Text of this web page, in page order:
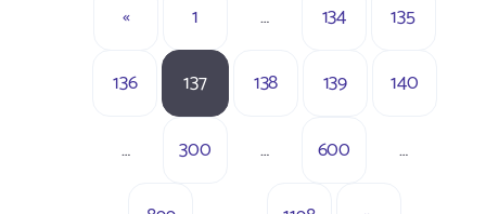
« 1 … 134 135
136 137 138 139 140
… 300 … 600 …